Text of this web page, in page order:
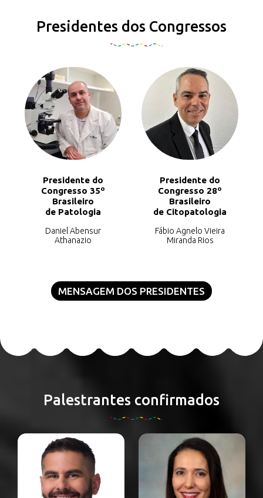
Presidentes dos Congressos
Presidente do
Congresso 35º
Brasileiro
de Patologia
Daniel Abensur
Athanazio
Presidente do
Congresso 28º
Brasileiro
de Citopatologia
Fábio Agnelo Vieira
Miranda Rios
MENSAGEM DOS PRESIDENTES
Palestrantes confirmados